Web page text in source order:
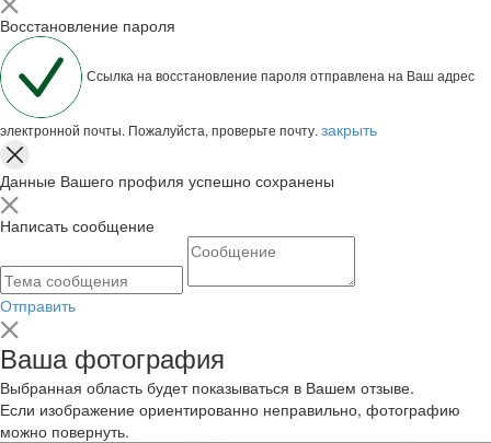
Восстановление пароля
Ссылка на восстановление пароля отправлена на Ваш адрес
электронной почты. Пожалуйста, проверьте почту. закрыть
Данные Вашего профиля успешно сохранены
Написать сообщение
Отправить
Ваша фотография
Выбранная область будет показываться в Вашем отзыве.
Если изображение ориентированно неправильно, фотографию
можно повернуть.